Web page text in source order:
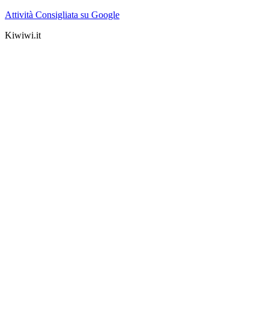
Attività Consigliata su Google
Kiwiwi.it